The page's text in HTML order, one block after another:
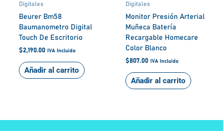
Digitales
Beurer Bm58
Baumanometro Digital
Touch De Escritorio
$2,190.00 IVA Incluido
Añadir al carrito
Digitales
Monitor Presión Arterial
Muñeca Batería
Recargable Homecare
Color Blanco
$807.00 IVA Incluido
Añadir al carrito